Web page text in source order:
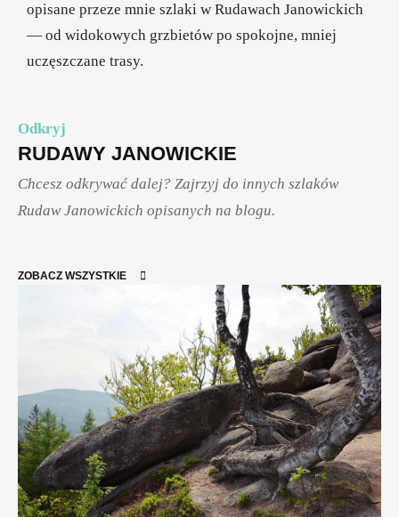
opisane przeze mnie szlaki w Rudawach Janowickich
— od widokowych grzbietów po spokojne, mniej
uczęszczane trasy.
Odkryj
RUDAWY JANOWICKIE
Chcesz odkrywać dalej? Zajrzyj do innych szlaków
Rudaw Janowickich opisanych na blogu.
ZOBACZ WSZYSTKIE